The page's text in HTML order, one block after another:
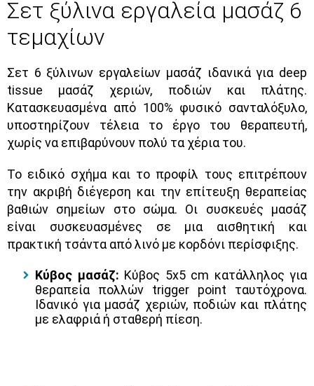
Σετ ξύλινα εργαλεία μασάζ 6
τεμαχίων
Σετ 6 ξύλινων εργαλείων μασάζ ιδανικά για deep
tissue μασάζ χεριών, ποδιών και πλάτης.
Κατασκευασμένα από 100% φυσικό σανταλόξυλο,
υποστηρίζουν τέλεια το έργο του θεραπευτή,
χωρίς να επιβαρύνουν πολύ τα χέρια του.
Το ειδικό σχήμα και το προφίλ τους επιτρέπουν
την ακριβή διέγερση και την επίτευξη θεραπείας
βαθιών σημείων στο σώμα. Οι συσκευές μασάζ
είναι συσκευασμένες σε μια αισθητική και
πρακτική τσάντα από λινό με κορδόνι περίσφιξης.
Κύβος μασάζ: Κύβος 5x5 cm κατάλληλος για
θεραπεία πολλών trigger point ταυτόχρονα.
Ιδανικό για μασάζ χεριών, ποδιών και πλάτης
με ελαφριά ή σταθερή πίεση.